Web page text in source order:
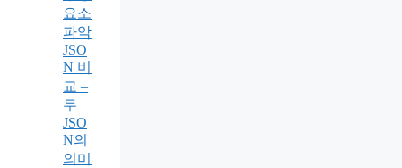
요소
파악
JSO
N 비
교 –
두
JSO
N의
의미